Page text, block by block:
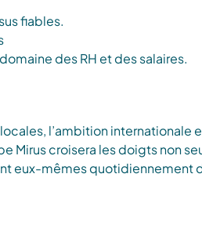
fiables.
des RH et des salaires.
l’ambition internationale
Mirus croisera les doigts non
eux-mêmes quotidiennement